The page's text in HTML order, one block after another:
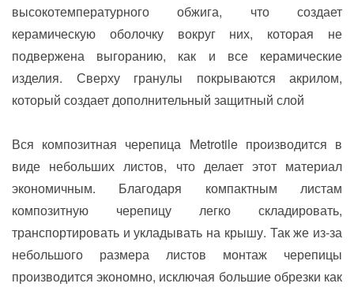
высокотемпературного обжига, что создает
керамическую оболочку вокруг них, которая не
подвержена выгоранию, как и все керамические
изделия. Сверху гранулы покрываются акрилом,
который создает дополнительный защитный слой
Вся композитная черепица Metrotile производится в
виде небольших листов, что делает этот материал
экономичным. Благодаря компактным листам
композитную черепицу легко складировать,
транспортировать и укладывать на крышу. Так же из-за
небольшого размера листов монтаж черепицы
производится экономно, исключая большие обрезки как